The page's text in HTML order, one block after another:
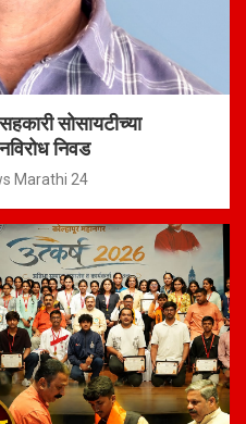
सोसायटीच्या
निवड
Marathi 24